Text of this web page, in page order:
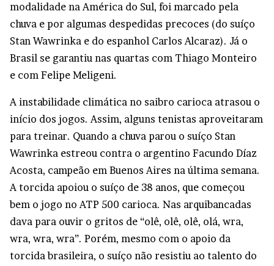
modalidade na América do Sul, foi marcado pela
chuva e por algumas despedidas precoces (do suíço
Stan Wawrinka e do espanhol Carlos Alcaraz). Já o
Brasil se garantiu nas quartas com Thiago Monteiro
e com Felipe Meligeni.
A instabilidade climática no saibro carioca atrasou o
início dos jogos. Assim, alguns tenistas aproveitaram
para treinar. Quando a chuva parou o suíço Stan
Wawrinka estreou contra o argentino Facundo Díaz
Acosta, campeão em Buenos Aires na última semana.
A torcida apoiou o suíço de 38 anos, que começou
bem o jogo no ATP 500 carioca. Nas arquibancadas
dava para ouvir o gritos de “olê, olê, olê, olá, wra,
wra, wra, wra”. Porém, mesmo com o apoio da
torcida brasileira, o suíço não resistiu ao talento do